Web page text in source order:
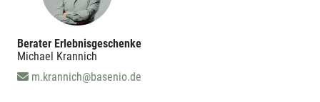
Berater Erlebnisgeschenke
Michael Krannich
m.krannich@basenio.de